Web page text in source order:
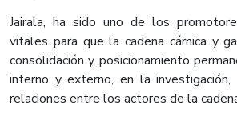
Jairala, ha sido uno de los
vitales para que la cadena cárnica y
consolidación y posicionamiento
interno y externo, en la investigación,
relaciones entre los actores de la